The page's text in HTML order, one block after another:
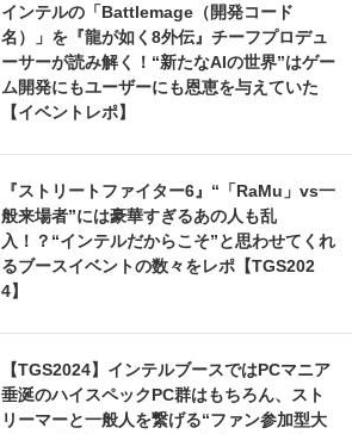
インテルの「Battlemage（開発コード
名）」を『龍が如く8外伝』チーフプロデュ
ーサーが読み解く！“新たなAIの世界”はゲー
ム開発にもユーザーにも恩恵を与えていた
【イベントレポ】
『ストリートファイター6』“「RaMu」vs一
般来場者”には豪華すぎるあの人も乱
入！？“インテルだからこそ”と思わせてくれ
るブースイベントの数々をレポ【TGS202
4】
【TGS2024】インテルブースではPCマニア
垂涎のハイスペックPC群はもちろん、スト
リーマーと一般人を繋げる“ファン参加型大